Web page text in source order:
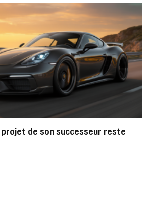
projet de son successeur reste